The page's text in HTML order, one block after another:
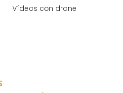
Vídeos con drone